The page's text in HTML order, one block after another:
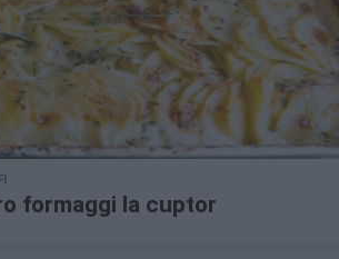
formaggi la cuptor